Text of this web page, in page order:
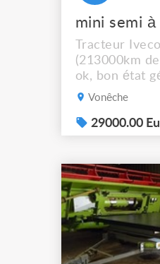
Tracteur
(213000km
ok, bon état
remorque
suspension
10m de long
CT OK,
Permis BE
Vonêche
29000.00